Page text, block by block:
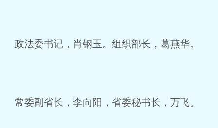
政法委书记，肖钢玉。组织部长，葛燕华。
常委副省长，李向阳，省委秘书长，万飞。